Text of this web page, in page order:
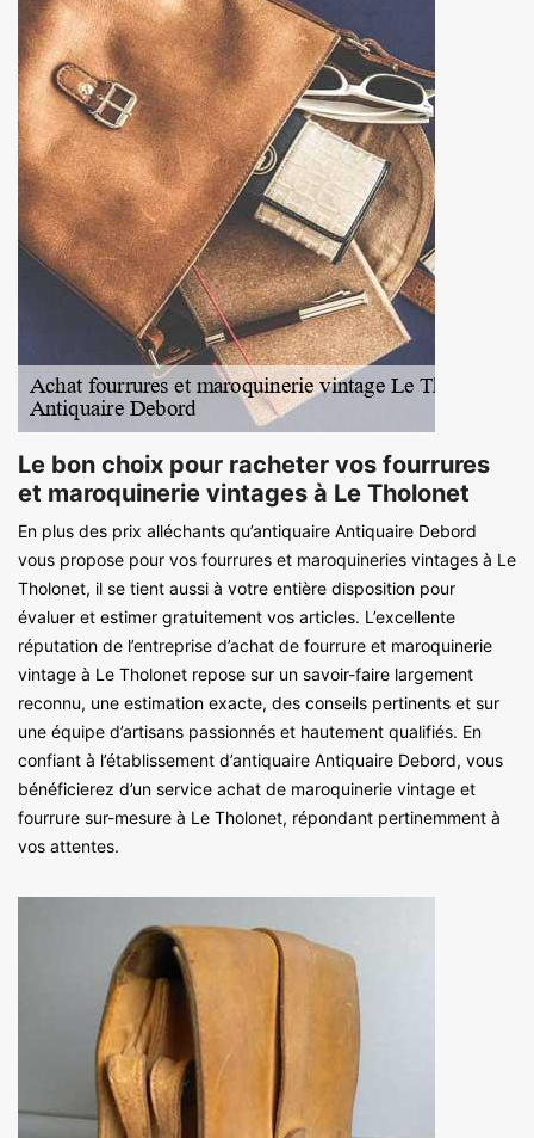
Le bon choix pour racheter vos fourrures
et maroquinerie vintages à Le Tholonet
En plus des prix alléchants qu’antiquaire Antiquaire Debord
vous propose pour vos fourrures et maroquineries vintages à Le
Tholonet, il se tient aussi à votre entière disposition pour
évaluer et estimer gratuitement vos articles. L’excellente
réputation de l’entreprise d’achat de fourrure et maroquinerie
vintage à Le Tholonet repose sur un savoir-faire largement
reconnu, une estimation exacte, des conseils pertinents et sur
une équipe d’artisans passionnés et hautement qualifiés. En
confiant à l’établissement d’antiquaire Antiquaire Debord, vous
bénéficierez d’un service achat de maroquinerie vintage et
fourrure sur-mesure à Le Tholonet, répondant pertinemment à
vos attentes.